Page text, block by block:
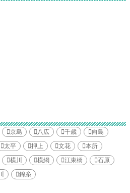
京島 八広 千歳
向島
太平 押上 文花
本所
横川 横網 江東橋
石原
錦糸